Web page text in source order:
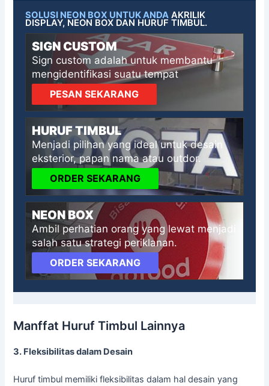
SOLUSI NEON BOX UNTUK ANDA AKRILIK
DISPLAY, NEON BOX DAN HURUF TIMBUL.
SIGN CUSTOM
Sign custom adalah untuk membantu
mengidentifikasi suatu tempat
PESAN SEKARANG
HURUF TIMBUL
Menjadi pilihan yang ideal untuk desain
eksterior, papan nama atau outdor.
ORDER SEKARANG
NEON BOX
Ambil perhatian orang yang lewat menjadi
salah satu strategi periklanan.
ORDER SEKARANG
Manffat Huruf Timbul Lainnya
3. Fleksibilitas dalam Desain
Huruf timbul memiliki fleksibilitas dalam hal desain yang